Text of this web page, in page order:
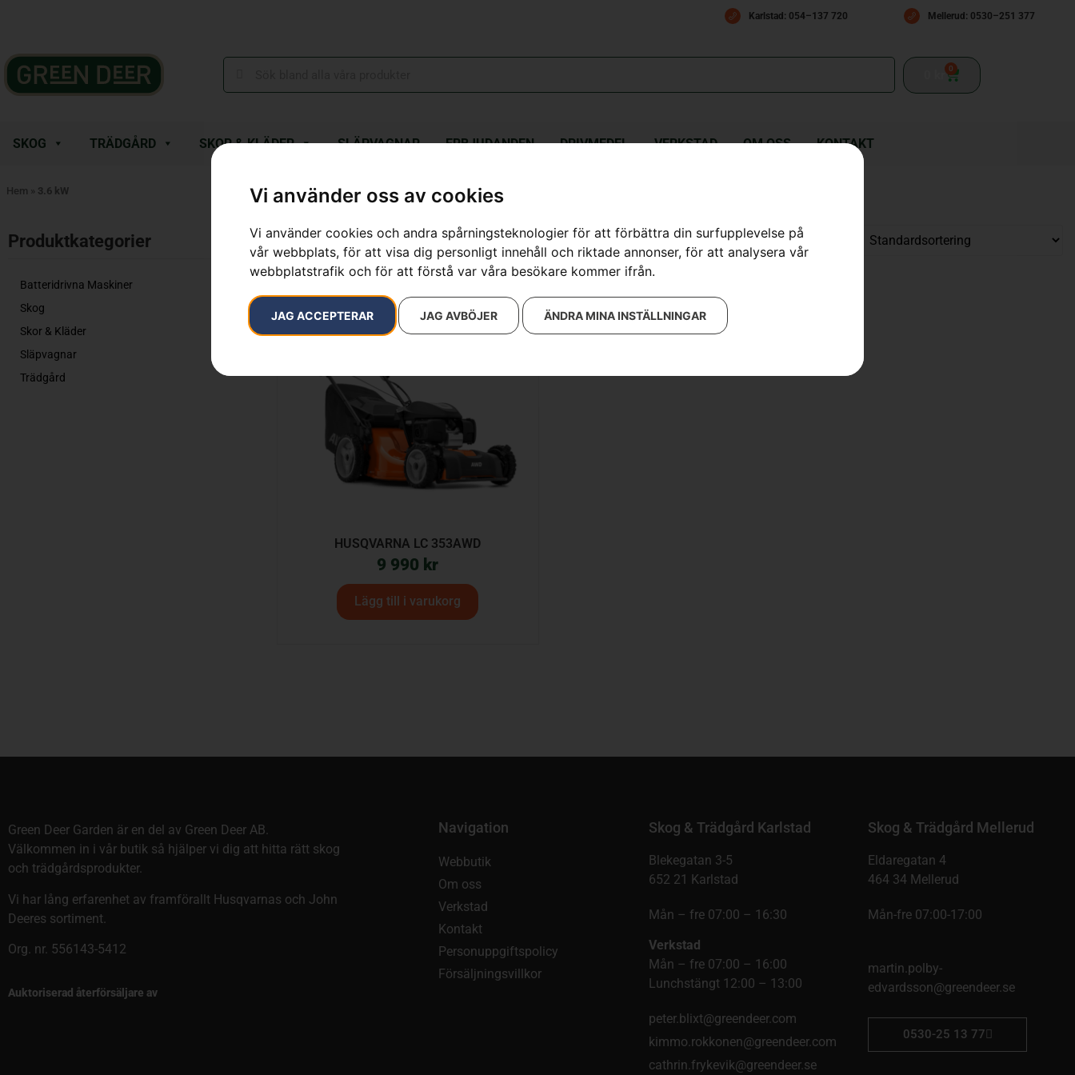
Vi använder oss av cookies
Vi använder cookies och andra spårningsteknologier för att förbättra din surfupplevelse på
vår webbplats, för att visa dig personligt innehåll och riktade annonser, för att analysera vår
webbplatstrafik och för att förstå var våra besökare kommer ifrån.
JAG ACCEPTERAR JAG AVBÖJER ÄNDRA MINA INSTÄLLNINGAR
Karlstad: 054–137 720 Mellerud: 0530–251 377
kr 0
SKOG TRÄDGÅRD SKOR & KLÄDER SLÄPVAGNAR ERBJUDANDEN DRIVMEDEL VERKSTAD OM OSS KONTAKT
Hem » 3.6 kW
Produktkategorier​
Batteridrivna Maskiner
Skog
Skor & Kläder
Släpvagnar
Trädgård
Endast ett sökresultat
HUSQVARNA LC 353AWD
9 990 kr
Lägg till i varukorg
Green Deer Garden är en del av Green Deer AB.
Välkommen in i vår butik så hjälper vi dig att hitta rätt skog
och trädgårdsprodukter.
Vi har lång erfarenhet av framförallt Husqvarnas och John
Deeres sortiment.
Org. nr. 556143-5412
Auktoriserad återförsäljare av
Navigation
Webbutik
Om oss
Verkstad
Kontakt
Personuppgiftspolicy
Försäljningsvillkor
Skog & Trädgård Karlstad
Blekegatan 3-5
652 21 Karlstad
Mån – fre 07:00 – 16:30
Verkstad
Mån – fre 07:00 – 16:00
Lunchstängt 12:00 – 13:00
peter.blixt@greendeer.com
kimmo.rokkonen@greendeer.com
cathrin.frykevik@greendeer.se
Skog & Trädgård Mellerud
Eldaregatan 4
464 34 Mellerud
Mån-fre 07:00-17:00
martin.polby-
edvardsson@greendeer.se
0530-25 13 77